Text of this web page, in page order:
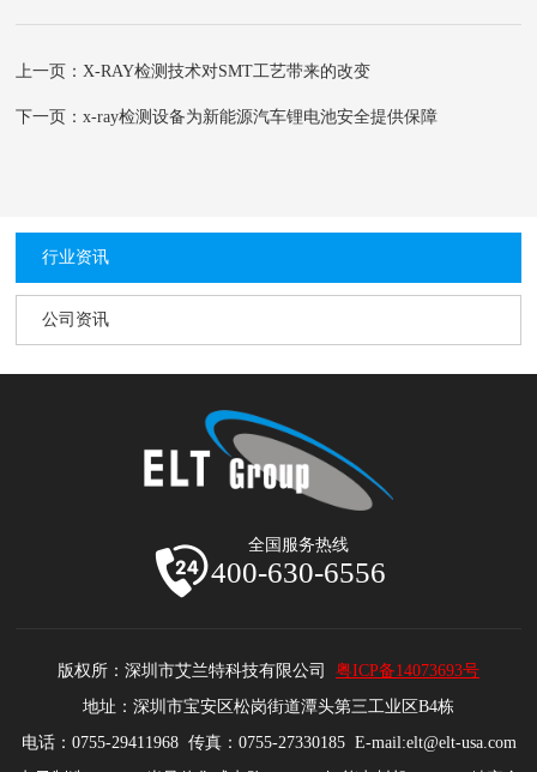
上一页：X-RAY检测技术对SMT工艺带来的改变
下一页：x-ray检测设备为新能源汽车锂电池安全提供保障
行业资讯
公司资讯
全国服务热线
400-630-6556
版权所：深圳市艾兰特科技有限公司 粤ICP备14073693号
地址：深圳市宝安区松岗街道潭头第三工业区B4栋
电话：0755-29411968 传真：0755-27330185 E-mail:elt@elt-usa.com